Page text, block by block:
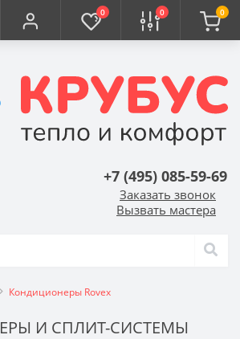
0 0 0
+7 (495) 085-59-69
Заказать звонок
Вызвать мастера
Кондиционеры Rovex
И СПЛИТ-СИСТЕМЫ